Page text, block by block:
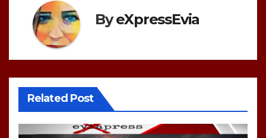
ByeXpressEvia
Related Post